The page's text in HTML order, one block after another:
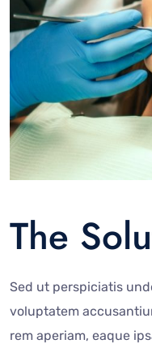
The
Sed ut perspiciatis
voluptatem
rem aperiam, eaque